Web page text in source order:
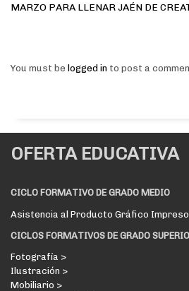
MARZO PARA LLENAR JAÉN DE
You must be logged in to post a
OFERTA EDUCATIVA
CICLO FORMATIVO DE GRADO MEDIO
Asistencia al Producto Gráfico
CICLOS FORMATIVOS DE GRADO
Fotografía >
Ilustración >
Mobiliario >